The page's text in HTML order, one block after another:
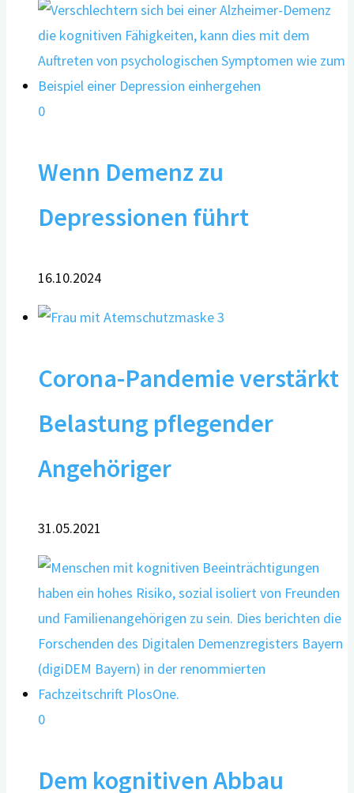
0
Wenn Demenz zu
Depressionen führt
16.10.2024
3
Corona-Pandemie verstärkt
Belastung pflegender
Angehöriger
31.05.2021
0
Dem kognitiven Abbau